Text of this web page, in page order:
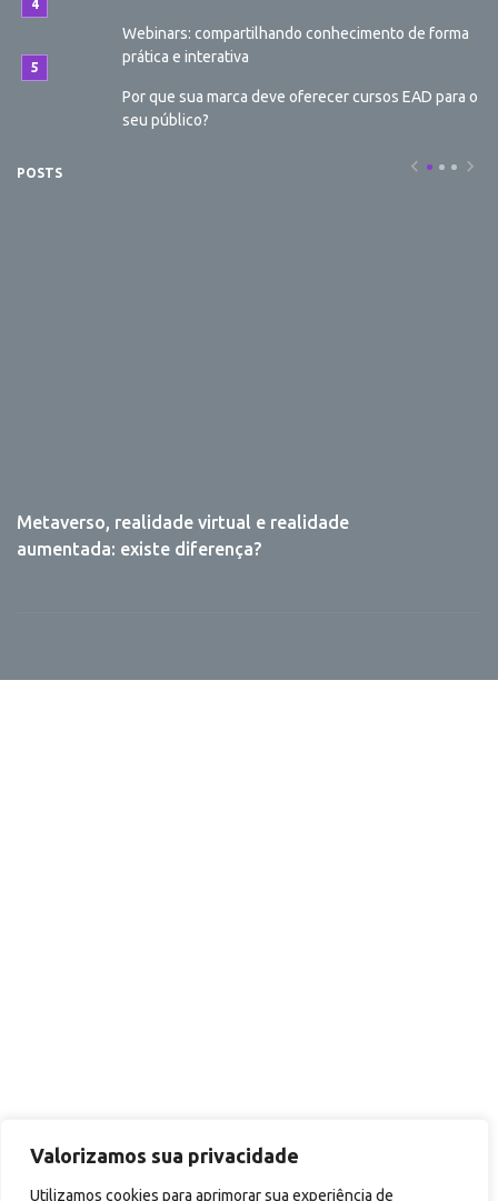
Valorizamos sua privacidade
Utilizamos cookies para aprimorar sua experiência de
Webinars: compartilhando conhecimento de forma
prática e interativa
Por que sua marca deve oferecer cursos EAD para o
seu público?
POSTS
Metaverso, realidade virtual e realidade
aumentada: existe diferença?